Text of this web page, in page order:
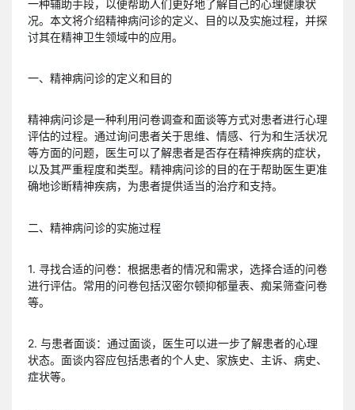
一种辅助手段，以便帮助人们更好地了解自己的心理健康状
况。本文将介绍精神病问诊的定义、目的以及实施过程，并探
讨其在精神卫生领域中的应用。
一、精神病问诊的定义和目的
精神病问诊是一种利用问卷调查和面谈等方式对患者进行心理
评估的过程。通过询问患者关于思维、情感、行为和生活状况
等方面的问题，医生可以了解患者是否存在精神疾病的症状，
以及其严重程度和类型。精神病问诊的目的在于帮助医生更准
确地诊断精神疾病，为患者提供适当的治疗和支持。
二、精神病问诊的实施过程
1. 寻找合适的问卷：根据患者的情况和需求，选择合适的问卷
进行评估。常用的问卷包括汉密尔顿抑郁量表、痴呆筛查问卷
等。
2. 与患者面谈：通过面谈，医生可以进一步了解患者的心理
状态。面谈内容应包括患者的个人史、家族史、主诉、病史、
症状等。